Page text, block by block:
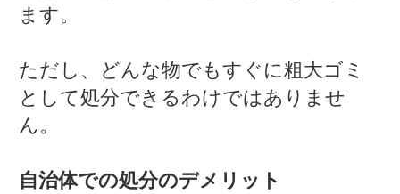
ます。
ただし、どんな物でもすぐに粗大ゴミ
として処分できるわけではありませ
ん。
自治体での処分のデメリット